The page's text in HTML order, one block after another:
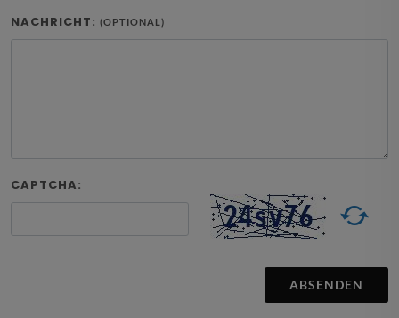
NACHRICHT: (OPTIONAL)
CAPTCHA:
ABSENDEN